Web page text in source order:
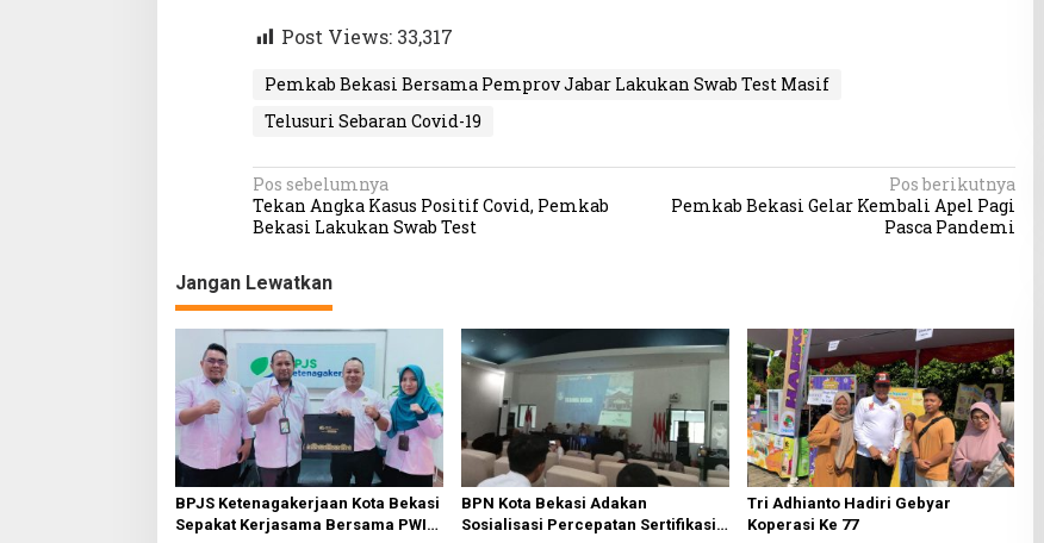
t
M
s
i
f
Post Views: 33,317
Pemkab Bekasi Bersama Pemprov Jabar Lakukan Swab Test Masif
Telusuri Sebaran Covid-19
N
a
i
g
a
s
i
p
o
s
Pos sebelumnya
Tekan Angka Kasus Positif Covid, Pemkab
Bekasi Lakukan Swab Test
Pos berikutnya
Pemkab Bekasi Gelar Kembali Apel Pagi
Pasca Pandemi
Jangan Lewatkan
BPJS Ketenagakerjaan Kota Bekasi
Sepakat Kerjasama Bersama PWI
BPN Kota Bekasi Adakan
Sosialisasi Percepatan Sertifikasi
Tri Adhianto Hadiri Gebyar
Koperasi Ke 77